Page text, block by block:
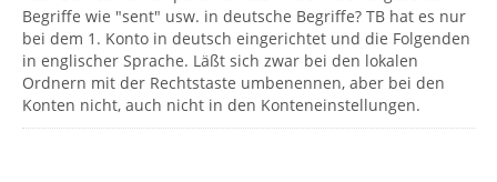
Begriffe wie "sent" usw. in deutsche Begriffe? TB hat es nur
bei dem 1. Konto in deutsch eingerichtet und die Folgenden
in englischer Sprache. Läßt sich zwar bei den lokalen
Ordnern mit der Rechtstaste umbenennen, aber bei den
Konten nicht, auch nicht in den Konteneinstellungen.